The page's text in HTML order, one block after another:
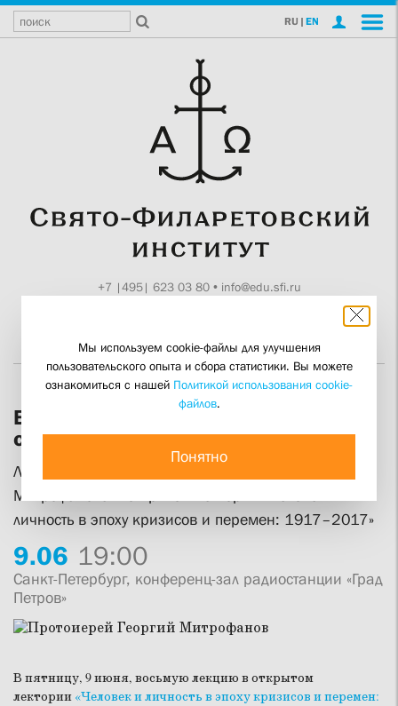
RU | EN
+7 |495| 623 03 80• info@edu.sfi.ru
Временное правительство и
совнарком: исторические портреты
Лекция профессора протоиерея Георгия
Митрофанова в открытом лектории «Человек и
личность в эпоху кризисов и перемен: 1917–2017»
9.06 19:00
Санкт-Петербург, конференц-зал радиостанции «Град
Петров»
В пятницу, 9 июня, восьмую лекцию в открытом
лектории «Человек и личность в эпоху кризисов и перемен:
Мы используем cookie-файлы для улучшения
пользовательского опыта и сбора статистики. Вы можете
ознакомиться с нашей Политикой использования cookie-
файлов.
Понятно